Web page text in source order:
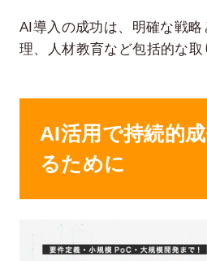
AI導入の成功は、明確な戦
理、人材教育など包括的な取
AI活用で持続的
るために